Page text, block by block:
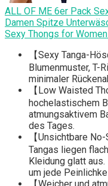
ALL OF ME 6er Pack
Damen Spitze
Sexy Thongs for
【Sexy Tanga-
Blumenmuster, T-
minimaler
【Low Waisted
hochelastischem
atmungsaktivem
des Tages.
【Unsichtbare
Tangas liegen
Kleidung glatt
um jede